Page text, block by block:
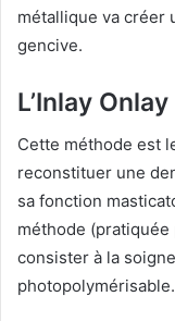
métallique va créer
gencive.
L’Inlay Onlay
Cette méthode est
reconstituer une
sa fonction
méthode
consister à la
photopolymérisable.